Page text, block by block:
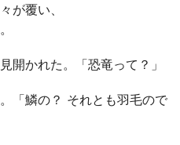
が覆い、
開かれた。「恐竜って？」
「鱗の？ それとも羽毛ので